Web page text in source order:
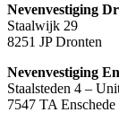
Nevenvestiging
Staalwijk 29
8251 JP Dronten
Nevenvestiging
Staalsteden 4 –
7547 TA Enschede